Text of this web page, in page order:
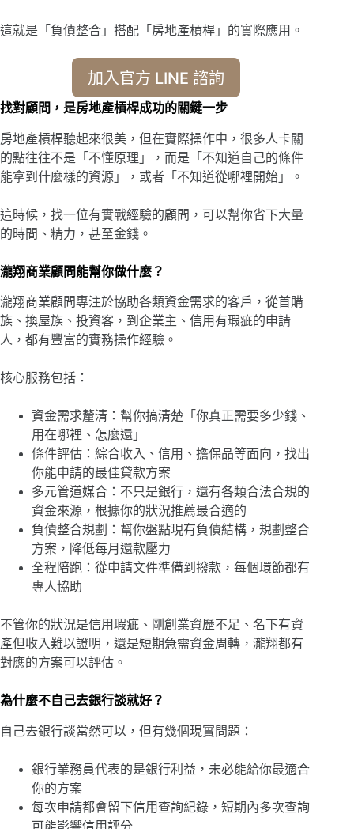
這就是「負債整合」搭配「房地產槓桿」的實際應用。
加入官方 LINE 諮詢
找對顧問，是房地產槓桿成功的關鍵一步
房地產槓桿聽起來很美，但在實際操作中，很多人卡關
的點往往不是「不懂原理」，而是「不知道自己的條件
能拿到什麼樣的資源」，或者「不知道從哪裡開始」。
這時候，找一位有實戰經驗的顧問，可以幫你省下大量
的時間、精力，甚至金錢。
瀧翔商業顧問能幫你做什麼？
瀧翔商業顧問專注於協助各類資金需求的客戶，從首購
族、換屋族、投資客，到企業主、信用有瑕疵的申請
人，都有豐富的實務操作經驗。
核心服務包括：
資金需求釐清：幫你搞清楚「你真正需要多少錢、
用在哪裡、怎麼還」
條件評估：綜合收入、信用、擔保品等面向，找出
你能申請的最佳貸款方案
多元管道媒合：不只是銀行，還有各類合法合規的
資金來源，根據你的狀況推薦最合適的
負債整合規劃：幫你盤點現有負債結構，規劃整合
方案，降低每月還款壓力
全程陪跑：從申請文件準備到撥款，每個環節都有
專人協助
不管你的狀況是信用瑕疵、剛創業資歷不足、名下有資
產但收入難以證明，還是短期急需資金周轉，瀧翔都有
對應的方案可以評估。
為什麼不自己去銀行談就好？
自己去銀行談當然可以，但有幾個現實問題：
銀行業務員代表的是銀行利益，未必能給你最適合
你的方案
每次申請都會留下信用查詢紀錄，短期內多次查詢